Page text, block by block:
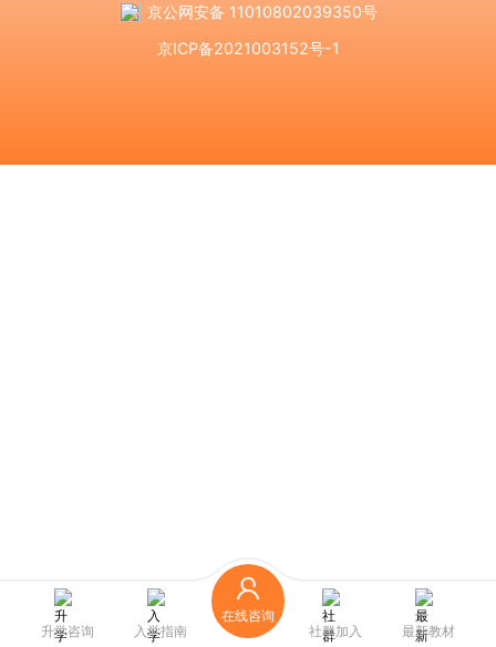
京公网安备 11010802039350号
京ICP备2021003152号-1
升学咨询 入学指南
在线咨询
社群加入
最新教材